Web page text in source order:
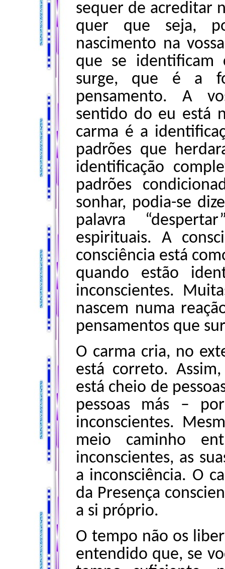
sequer de acreditar
quer que seja,
nascimento na
que se identificam
surge, que é a
pensamento. A
sentido do eu está
carma é a
padrões que
identificação
padrões
sonhar, podia-se
palavra
espirituais. A
consciência está
quando estão
inconscientes.
nascem numa
pensamentos que
O carma cria, no
está correto.
está cheio de
pessoas más –
inconscientes.
meio caminho
inconscientes, as
a inconsciência. O
da Presença
a si próprio.
O tempo não os
entendido que, se